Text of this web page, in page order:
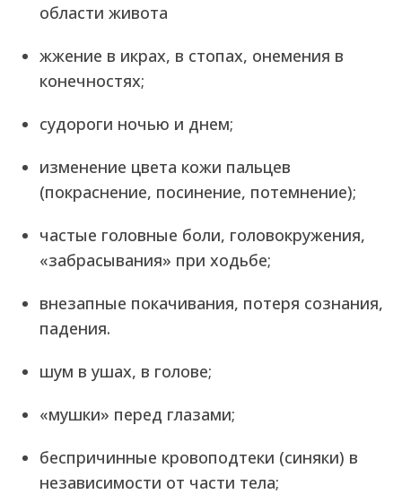
области живота
жжение в икрах, в стопах, онемения в
конечностях;
судороги ночью и днем;
изменение цвета кожи пальцев
(покраснение, посинение, потемнение);
частые головные боли, головокружения,
«забрасывания» при ходьбе;
внезапные покачивания, потеря сознания,
падения.
шум в ушах, в голове;
«мушки» перед глазами;
беспричинные кровоподтеки (синяки) в
независимости от части тела;